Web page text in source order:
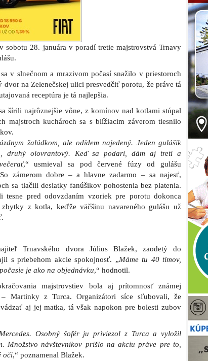
28. januára v poradí tretie majstrovstvá Trnavy
v slnečnom a mrazivom počasí snažilo v priestoroch
dvor na Zelenečskej ulici presvedčiť porotu, že práve tá
receptúra je tá najlepšia.
šírili najrôznejšie vône, z komínov nad kotlami stúpal
majstroch kuchároch sa s blížiacim záverom tiesnilo
žalúdkom, ale odídem najedený. Jeden gulášik
druhý olovrantový. Keď sa podarí, dám aj tretí a
,“ usmieval sa pod červené fúzy od gulášu
zámerom dobre – a hlavne zadarmo – sa najesť,
sa tlačili desiatky fanúšikov pohostenia bez platenia.
tesne pred odovzdaním vzoriek pre porotu dokonca
zbytky z kotla, keďže väčšinu navareného gulášu už
Trnavského dvora Július Blažek, zaodetý do
s priebehom akcie spokojnosť. „Máme tu 40 tímov,
je ako na objednávku,“ hodnotil.
majstrovstiev bola aj prítomnosť známej
– Martinky z Turca. Organizátori síce sľubovali, že
aj jej matka, tá však napokon pre bolesti zubov
Osobný šofér ju priviezol z Turca a vyložil
Množstvo návštevníkov prišlo na akciu práve pre to,
oči,“ poznamenal Blažek.